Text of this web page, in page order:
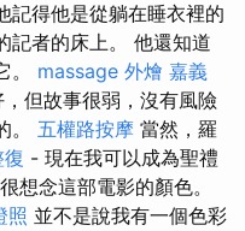
記得他是從躺在睡衣裡的
記者的床上。 他還知道
。 massage 外燴 嘉義
但故事很弱，沒有風險
。 五權路按摩 當然，羅
- 現在我可以成為聖禮
想念這部電影的顏色。
照 並不是說我有一個色彩